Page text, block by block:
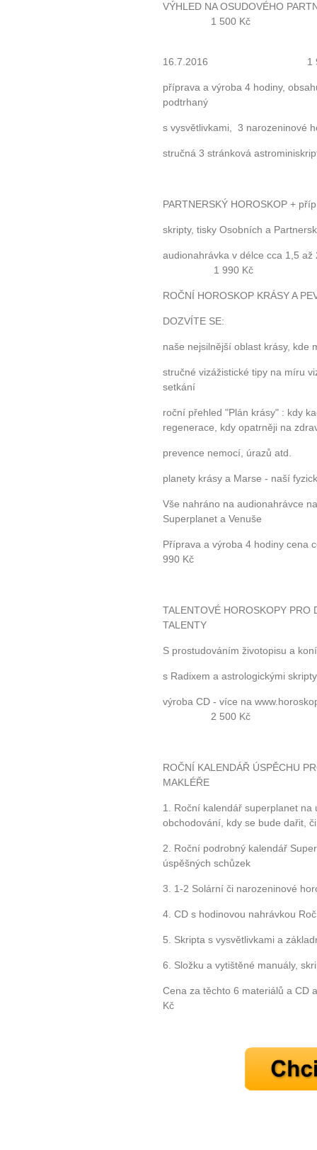
...
Máte pocit, že jste unaveni
Jak být šťastnější
VÝHLED NA OSUDOVÉHO
1 500 Kč
16.7.2016 1
příprava a výroba 4 hodiny,
podtrhaný
s vysvětlivkami, 3 narozeninové
stručná 3 stránková
PARTNERSKÝ HOROSKOP +
skripty, tisky Osobních a
audionahrávka v délce cca
1 990 Kč
ROČNÍ HOROSKOP KRÁSY A
DOZVÍTE SE:
naše nejsilnější oblast krásy, kde
stručné vizážistické tipy na míru
setkání
roční přehled "Plán krásy" : kdy
regenerace, kdy opatrněji na
prevence nemocí, úrazů atd.
planety krásy a Marse - naší
Vše nahráno na audionahrávce
Superplanet a Venuše
Příprava a výroba
990 Kč
TALENTOVÉ HOROSKOPY PRO
TALENTY
S prostudováním životopisu a
s Radixem a astrologickými
výroba CD - více na
2 500 Kč
ROČNÍ KALENDÁŘ ÚSPĚCHU
MAKLÉŘE
1. Roční kalendář superplanet
obchodování, kdy se bude dařit,
2. Roční podrobný kalendář
úspěšných schůzek
3. 1-2 Solární či narozeninové
4. CD s hodinovou nahrávkou
5. Skripta s vysvětlivkami a
6. Složku a vytištěné manuály,
Cena za těchto 6 materiálů a
Kč